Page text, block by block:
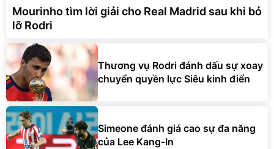
Mourinho tìm lời giải cho Real Madrid sau khi bỏ
lỡ Rodri
Thương vụ Rodri đánh dấu sự xoay
chuyển quyền lực Siêu kinh điển
Simeone đánh giá cao sự đa năng
của Lee Kang-In